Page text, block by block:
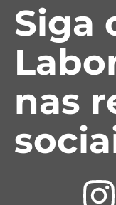
Siga
nas